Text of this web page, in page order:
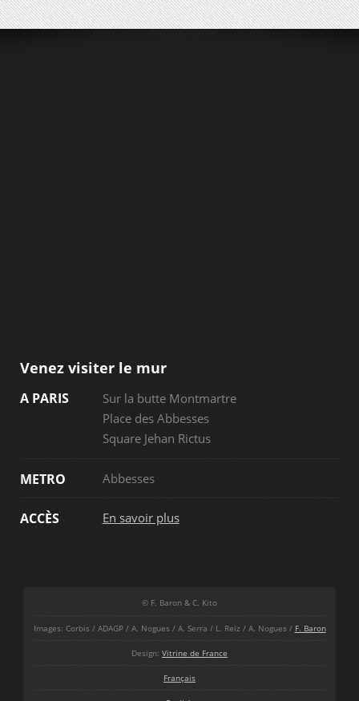
Venez visiter le mur
A PARIS
Sur la butte Montmartre
Place des Abbesses
Square Jehan Rictus
METRO Abbesses
ACCÈS En savoir plus
© F. Baron & C. Kito
Images: Corbis / ADAGP / A. Nogues / A. Serra / L. Reiz / A. Nogues / F. Baron
Design: Vitrine de France
Français